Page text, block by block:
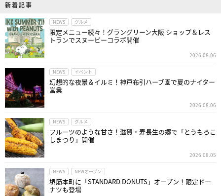
新着記事
NEWS グルメ
限定メニュー続々！グラングリーン大阪 ショップ＆レス
トランでスヌーピーコラボ開催
2026.08.06
NEWS イベント
幻想的な夜景＆イルミ！神戸布引ハーブ園で夏のナイター
営業
2026.08.06
NEWS グルメ
フルーツのような甘さ！滋賀・寿長生の郷で「とうもろこ
しまつり」開催
2026.08.05
NEWS NEWオープン
堺筋本町に「STANDARD DONUTS」オープン！限定ドー
ナツも登場